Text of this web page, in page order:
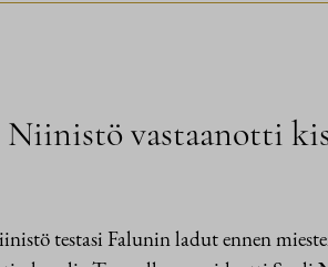
vastaanotti
testasi Falunin ladut ennen